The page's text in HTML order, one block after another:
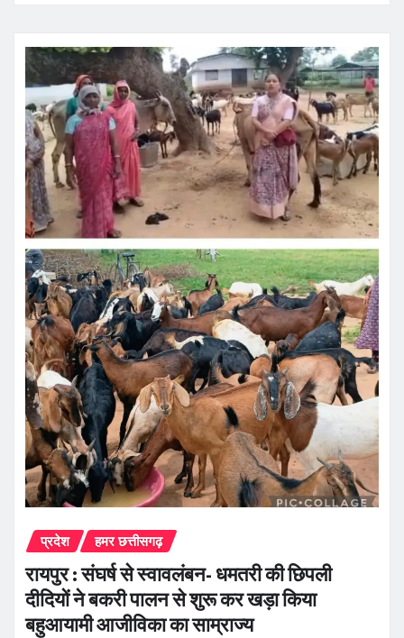
प्रदेश हमर छत्तीसगढ़
रायपुर : संघर्ष से स्वावलंबन- धमतरी की छिपली
दीदियों ने बकरी पालन से शुरू कर खड़ा किया
बहुआयामी आजीविका का साम्राज्य